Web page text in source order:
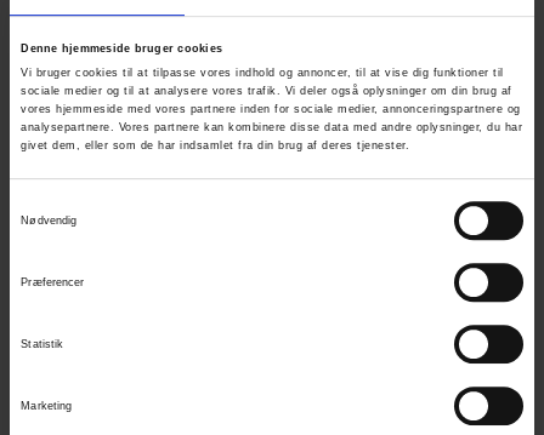
Denne hjemmeside bruger cookies
Vi bruger cookies til at tilpasse vores indhold og annoncer, til at vise dig funktioner til
sociale medier og til at analysere vores trafik. Vi deler også oplysninger om din brug af
vores hjemmeside med vores partnere inden for sociale medier, annonceringspartnere og
analysepartnere. Vores partnere kan kombinere disse data med andre oplysninger, du har
givet dem, eller som de har indsamlet fra din brug af deres tjenester.
Nødvendig
Præferencer
Statistik
Marketing
Delbetaling - kun